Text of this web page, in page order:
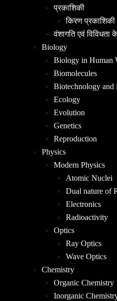
प्रकाशिकी
किरण प्रकाशिकी
वंशागति एवं विविधता
Biology
Biology in Human
Biomolecules
Biotechnology and
Ecology
Evolution
Genetics
Reproduction
Physics
Modern Physics
Atomic Nuclei
Dual nature of
Electronics
Radioactivity
Optics
Ray Optics
Wave Optics
Chemistry
Organic Chemistry
Inorganic